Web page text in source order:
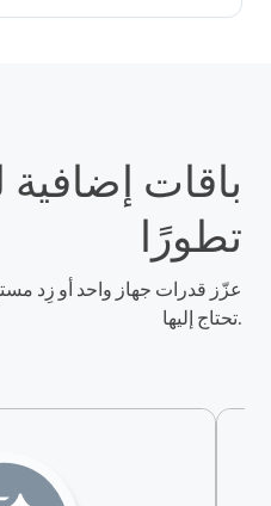
باقات إضافية
تطورًا
عزّز قدرات جهاز واحد أو زِد
تحتاج إليها.